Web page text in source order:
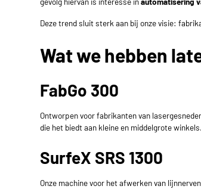
Deze trend sluit sterk aan bij onze visie:
Wat we hebben
FabGo 300
Ontworpen voor fabrikanten van
die het biedt aan kleine en middelgrote winkels.
SurfeX SRS 1300
Onze machine voor het afwerken van